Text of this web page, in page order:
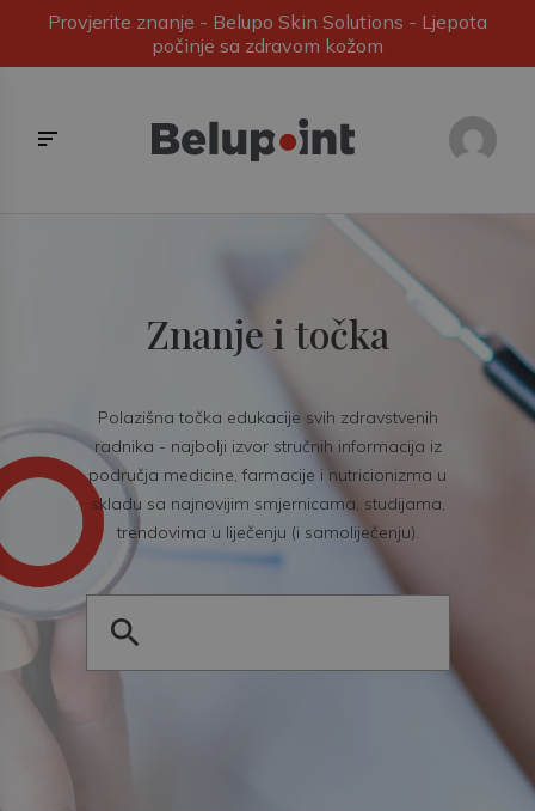
Provjerite znanje - Belupo Skin Solutions - Ljepota
počinje sa zdravom kožom
Znanje i točka
Polazišna točka edukacije svih zdravstvenih
radnika - najbolji izvor stručnih informacija iz
područja medicine, farmacije i nutricionizma u
skladu sa najnovijim smjernicama, studijama,
trendovima u liječenju (i samoliječenju).